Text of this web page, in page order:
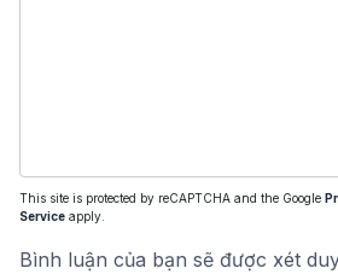
This site is protected by reCAPTCHA and the Google
Service apply.
Bình luận của bạn sẽ được xét